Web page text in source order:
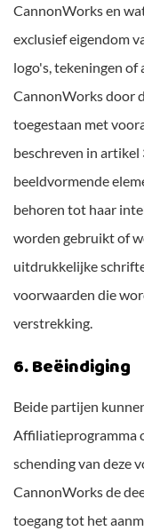
CannonWorks en
exclusief eigendom
logo's, tekeningen of
CannonWorks door
toegestaan met
beschreven in artikel
beeldvormende
behoren tot haar
worden gebruikt of
uitdrukkelijke
voorwaarden die
verstrekking.
6. Beëindiging
Beide partijen
Affiliatieprogramma
schending van deze
CannonWorks de
toegang tot het